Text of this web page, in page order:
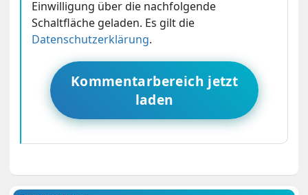
Einwilligung über die nachfolgende
Schaltfläche geladen. Es gilt die
Datenschutzerklärung.
Kommentarbereich jetzt
laden